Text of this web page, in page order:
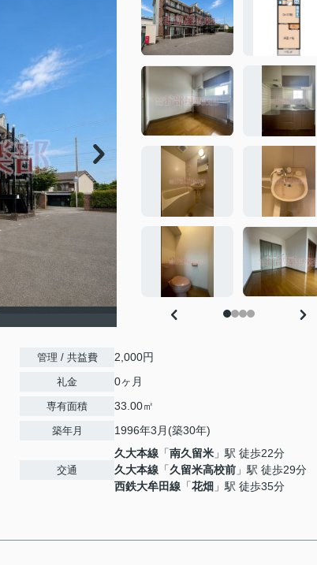
管理 / 共益費 2,000円
礼金 0ヶ月
専有面積 33.00㎡
築年月 1996年3月(築30年)
交通
久大本線 「南久留米 」駅 徒歩22分
久大本線 「久留米高校前 」駅 徒歩29分
西鉄大牟田線 「花畑 」駅 徒歩35分